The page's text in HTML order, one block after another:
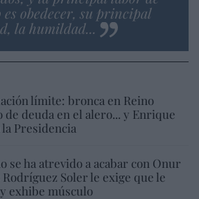
es obedecer, su principal
la humildad...
límite: bronca en Reino
de deuda en el alero... y Enrique
Presidencia
se ha atrevido a acabar con Onur
Soler le exige que le
exhibe músculo